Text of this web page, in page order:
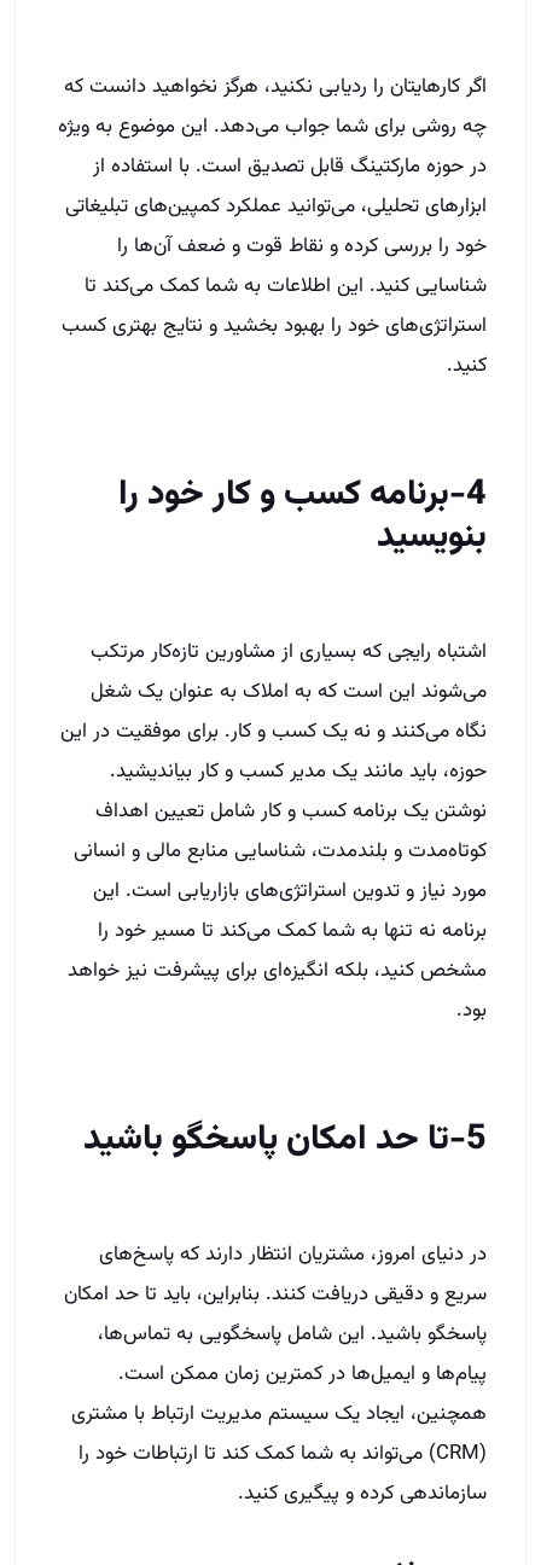
اگر کارهایتان را ردیابی نکنید، هرگز نخواهید دانست که
چه روشی برای شما جواب می‌دهد. این موضوع به ویژه
در حوزه مارکتینگ قابل تصدیق است. با استفاده از
ابزارهای تحلیلی، می‌توانید عملکرد کمپین‌های تبلیغاتی
خود را بررسی کرده و نقاط قوت و ضعف آن‌ها را
شناسایی کنید. این اطلاعات به شما کمک می‌کند تا
استراتژی‌های خود را بهبود بخشید و نتایج بهتری کسب
کنید.
4-برنامه کسب و کار خود را
بنویسید
اشتباه رایجی که بسیاری از مشاورین تازه‌کار مرتکب
می‌شوند این است که به املاک به عنوان یک شغل
نگاه می‌کنند و نه یک کسب و کار. برای موفقیت در این
حوزه، باید مانند یک مدیر کسب و کار بیاندیشید.
نوشتن یک برنامه کسب و کار شامل تعیین اهداف
کوتاه‌مدت و بلندمدت، شناسایی منابع مالی و انسانی
مورد نیاز و تدوین استراتژی‌های بازاریابی است. این
برنامه نه تنها به شما کمک می‌کند تا مسیر خود را
مشخص کنید، بلکه انگیزه‌ای برای پیشرفت نیز خواهد
بود.
5-تا حد امکان پاسخگو باشید
در دنیای امروز، مشتریان انتظار دارند که پاسخ‌های
سریع و دقیقی دریافت کنند. بنابراین، باید تا حد امکان
پاسخگو باشید. این شامل پاسخگویی به تماس‌ها،
پیام‌ها و ایمیل‌ها در کمترین زمان ممکن است.
همچنین، ایجاد یک سیستم مدیریت ارتباط با مشتری
(CRM) می‌تواند به شما کمک کند تا ارتباطات خود را
سازماندهی کرده و پیگیری کنید.